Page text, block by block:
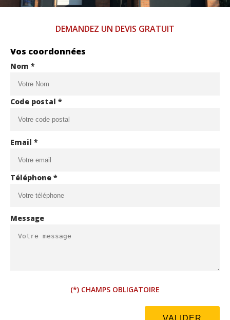
DEMANDEZ UN DEVIS GRATUIT
Vos coordonnées
Nom *
Code postal *
Email *
Téléphone *
Message
(*) CHAMPS OBLIGATOIRE